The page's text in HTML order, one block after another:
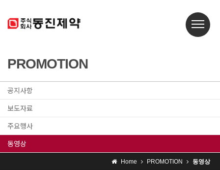
PROMOTION
공지사항
보도자료
주요행사
동영상
Home PROMOTION 동영상